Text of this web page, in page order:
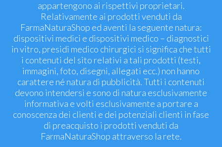
appartengono ai rispettivi proprietari.
Relativamente ai prodotti venduti da
FarmaNaturaShop ed aventi la seguente natura:
dispositivi medici e dispositivi medico – diagnostici
in vitro, presidi medico chirurgici si significa che tutti
i contenuti del sito relativi a tali prodotti (testi,
immagini, foto, disegni, allegati ecc.) non hanno
carattere né natura di pubblicità. Tutti i contenuti
devono intendersi e sono di natura esclusivamente
informativa e volti esclusivamente a portare a
conoscenza dei clienti e dei potenziali clienti in fase
di preacquisto i prodotti venduti da
FarmaNaturaShop attraverso la rete.